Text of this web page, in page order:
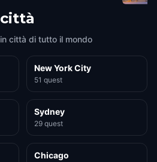
città di tutto il mondo
New York City
51 quest
Sydney
29 quest
Chicago